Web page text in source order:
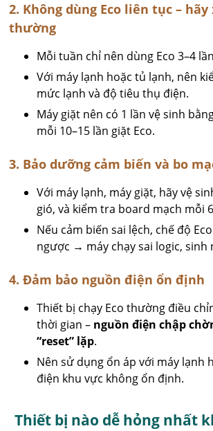
2. Không dùng Eco liên tục –
thường
Mỗi tuần chỉ nên dùng Eco 3–4
Với máy lạnh hoặc tủ lạnh, nên
mức lạnh và độ tiêu thụ điện.
Máy giặt nên có 1 lần vệ sinh
mỗi 10–15 lần giặt Eco.
3. Bảo dưỡng cảm biến và bo
Với máy lạnh, máy giặt, hãy vệ
gió, và kiểm tra board mạch mỗi
Nếu cảm biến sai lệch, chế độ
ngược → máy chạy sai logic, sinh
4. Đảm bảo nguồn điện ổn định
Thiết bị chạy Eco thường điều
thời gian – nguồn điện chập
“reset” lặp.
Nên sử dụng ổn áp với máy lạnh
điện khu vực không ổn định.
Thiết bị nào dễ hỏng nhất